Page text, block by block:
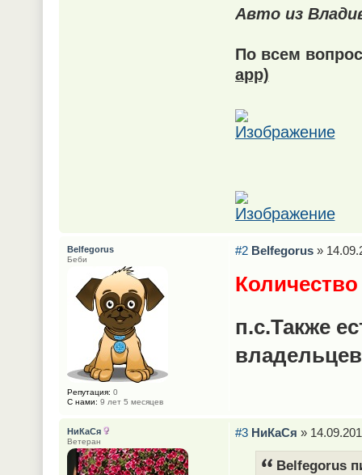
Авто из
По всем
app)
#2 Belfegorus»
п.с.Также
Belfegorus
Беби
Репутация: 0
С нами: 9 лет 5 месяцев
#3 НиКаСя »
Belfegorus
НиКаСя
Ветеран